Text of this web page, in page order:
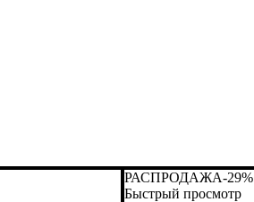
РАСПРОДАЖА-29%
Быстрый просмотр